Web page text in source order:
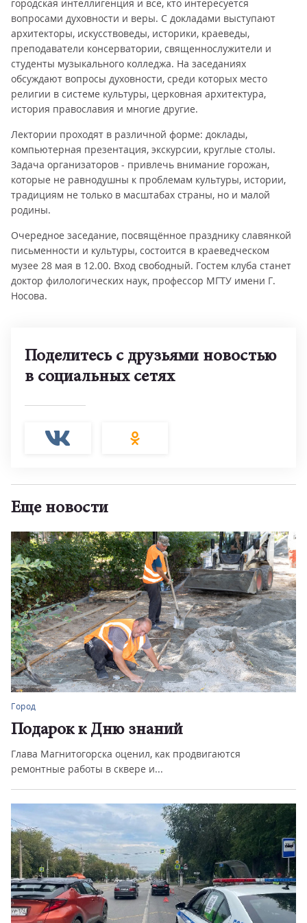
городская интеллигенция и все, кто интересуется
вопросами духовности и веры. С докладами выступают
архитекторы, искусствоведы, историки, краеведы,
преподаватели консерватории, священнослужители и
студенты музыкального колледжа. На заседаниях
обсуждают вопросы духовности, среди которых место
религии в системе культуры, церковная архитектура,
история православия и многие другие.
Лектории проходят в различной форме: доклады,
компьютерная презентация, экскурсии, круглые столы.
Задача организаторов - привлечь внимание горожан,
которые не равнодушны к проблемам культуры, истории,
традициям не только в масштабах страны, но и малой
родины.
Очередное заседание, посвящённое празднику славянкой
письменности и культуры, состоится в краеведческом
музее 28 мая в 12.00. Вход свободный. Гостем клуба станет
доктор филологических наук, профессор МГТУ имени Г.
Носова.
Поделитесь с друзьями новостью
в социальных сетях
Еще новости
Город
Подарок к Дню знаний
Глава Магнитогорска оценил, как продвигаются
ремонтные работы в сквере и...